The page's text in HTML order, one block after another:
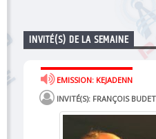
INVITÉ(S) DE LA SEMAINE
EMISSION: KEJADENN
INVITÉ(S): FRANÇOIS BUDET